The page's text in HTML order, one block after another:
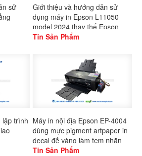
sử
Giới thiệu và hướng dẫn sử
dụng máy in Epson L11050
model 2024 thay thế Epson
L1300
Tin Sản Phẩm
lập trình Máy in nội địa Epson EP-4004
dùng mực pigment artpaper in
decal đế vàng làm tem nhãn
Tin Sản Phẩm